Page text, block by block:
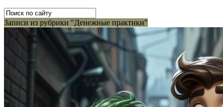
Записи из рубрики "Денежные практики"